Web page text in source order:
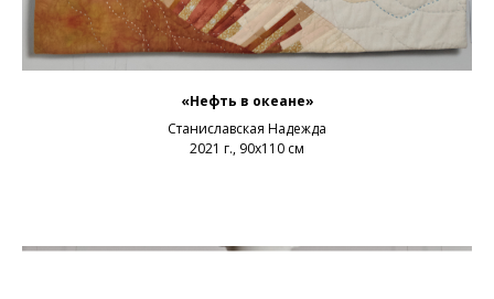
«Нефть в океане»
Станиславская Надежда
2021 г., 90х110 см